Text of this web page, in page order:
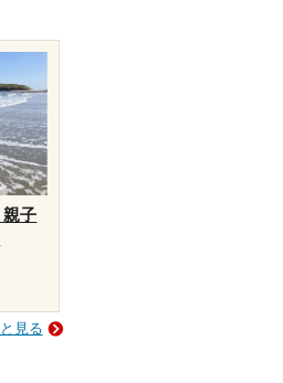
親子
見る